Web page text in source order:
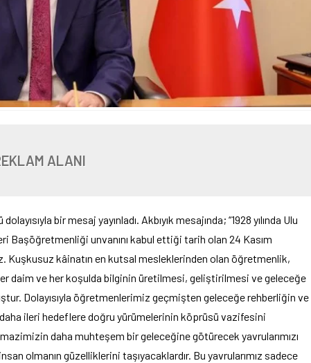
ALANI
bir mesaj yayınladı. Akbıyık mesajında; “1928 yılında Ulu
Başöğretmenliği unvanını kabul ettiği tarih olan 24 Kasım
Kuşkusuz kâinatın en kutsal mesleklerinden olan öğretmenlik,
daim ve her koşulda bilginin üretilmesi, geliştirilmesi ve geleceğe
Dolayısıyla öğretmenlerimiz geçmişten geleceğe rehberliğin ve
ileri hedeflere doğru yürümelerinin köprüsü vazifesini
daha muhteşem bir geleceğine götürecek yavrularımızı
olmanın güzelliklerini taşıyacaklardır. Bu yavrularımız sadece